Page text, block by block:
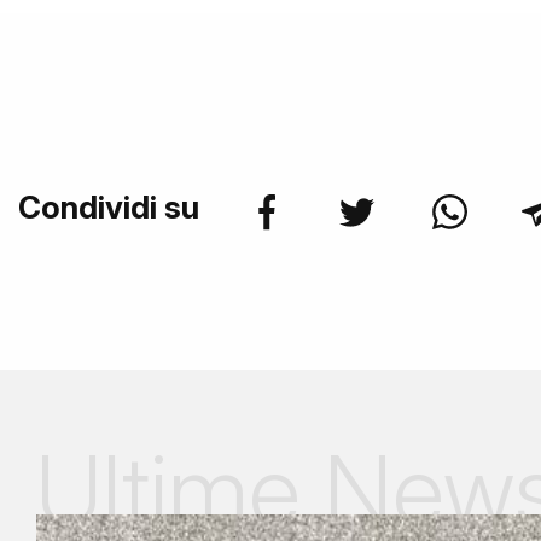
Condividi su
Ultime